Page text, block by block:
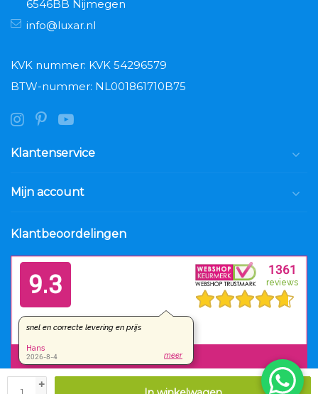
+
6546BB Nijmegen
info@luxar.nl
KVK nummer: KVK 54296579
BTW-nummer: NL001861710B75
Klantenservice
Mijn account
Klantbeoordelingen